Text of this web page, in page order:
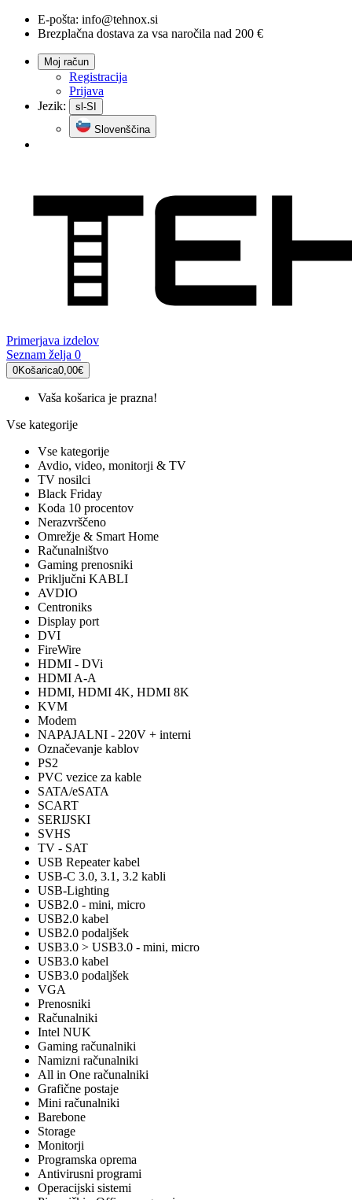
E-pošta: info@tehnox.si
Brezplačna dostava za vsa naročila nad 200 €
Moj račun
Registracija
Prijava
Jezik:
sl-SI
Slovenščina
Primerjava izdelov
Seznam želja 0
0Košarica0,00€
Vaša košarica je prazna!
Vse kategorije
Vse kategorije
Avdio, video, monitorji & TV
TV nosilci
Black Friday
Koda 10 procentov
Nerazvrščeno
Omrežje & Smart Home
Računalništvo
Gaming prenosniki
Priključni KABLI
AVDIO
Centroniks
Display port
DVI
FireWire
HDMI - DVi
HDMI A-A
HDMI, HDMI 4K, HDMI 8K
KVM
Modem
NAPAJALNI - 220V + interni
Označevanje kablov
PS2
PVC vezice za kable
SATA/eSATA
SCART
SERIJSKI
SVHS
TV - SAT
USB Repeater kabel
USB-C 3.0, 3.1, 3.2 kabli
USB-Lighting
USB2.0 - mini, micro
USB2.0 kabel
USB2.0 podaljšek
USB3.0 > USB3.0 - mini, micro
USB3.0 kabel
USB3.0 podaljšek
VGA
Prenosniki
Računalniki
Intel NUK
Gaming računalniki
Namizni računalniki
All in One računalniki
Grafične postaje
Mini računalniki
Barebone
Storage
Monitorji
Programska oprema
Antivirusni programi
Operacijski sistemi